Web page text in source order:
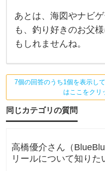
ね
！
せ
っ
か
あとは、海図やナビ
も、釣り好きのお父
もしれませんね。
7個の回答のうち1個を表示し
はここをクリ
同じカテゴリの質問
高橋優介さん（
リールについて知り